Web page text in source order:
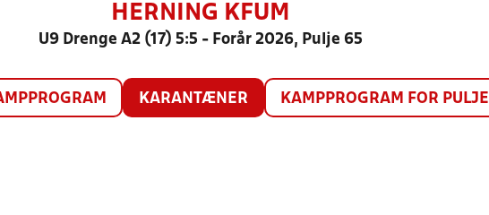
HERNING KFUM
U9 Drenge A2 (17) 5:5 - Forår 2026, Pulje 65
KARANTÆNER KAMPPROGRAM FOR PULJE